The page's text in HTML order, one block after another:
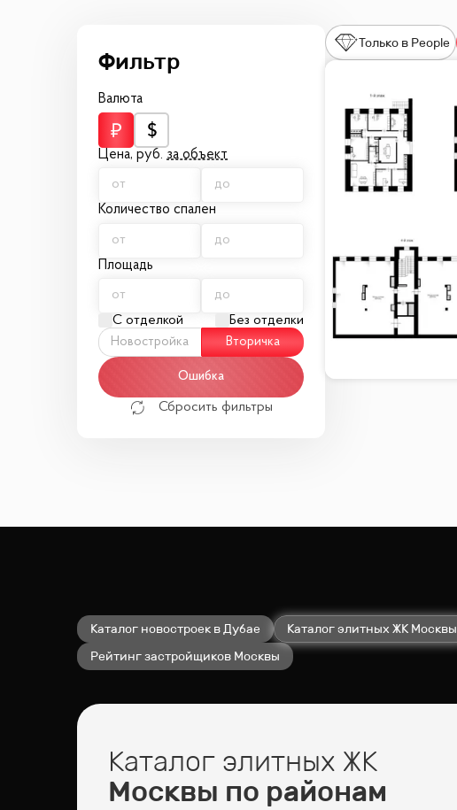
Валюта
Цена, руб. за объект
Количество спален
Площадь
С отделкой Без отделки
Новостройка Вторичка
Ошибка
Сбросить фильтры
Только в People
Каталог новостроек в Дубае Каталог элитных ЖК Москвы
Рейтинг застройщиков Москвы
Каталог элитных ЖК
Москвы по районам